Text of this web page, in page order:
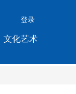
登录
文化艺术